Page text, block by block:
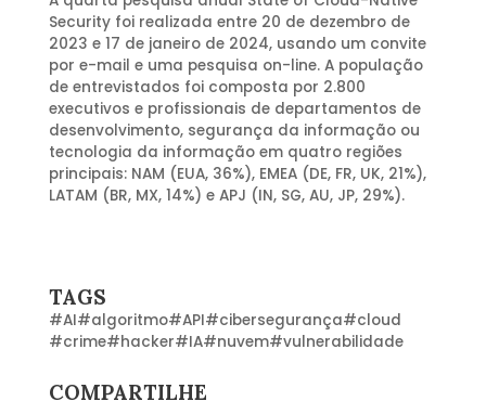
Security foi realizada entre 20 de dezembro de
2023 e 17 de janeiro de 2024, usando um convite
por e-mail e uma pesquisa on-line. A população
de entrevistados foi composta por 2.800
executivos e profissionais de departamentos de
desenvolvimento, segurança da informação ou
tecnologia da informação em quatro regiões
principais: NAM (EUA, 36%), EMEA (DE, FR, UK, 21%),
LATAM (BR, MX, 14%) e APJ (IN, SG, AU, JP, 29%).
TAGS
#AI#algoritmo#API#cibersegurança#cloud
#crime#hacker#IA#nuvem#vulnerabilidade
COMPARTILHE